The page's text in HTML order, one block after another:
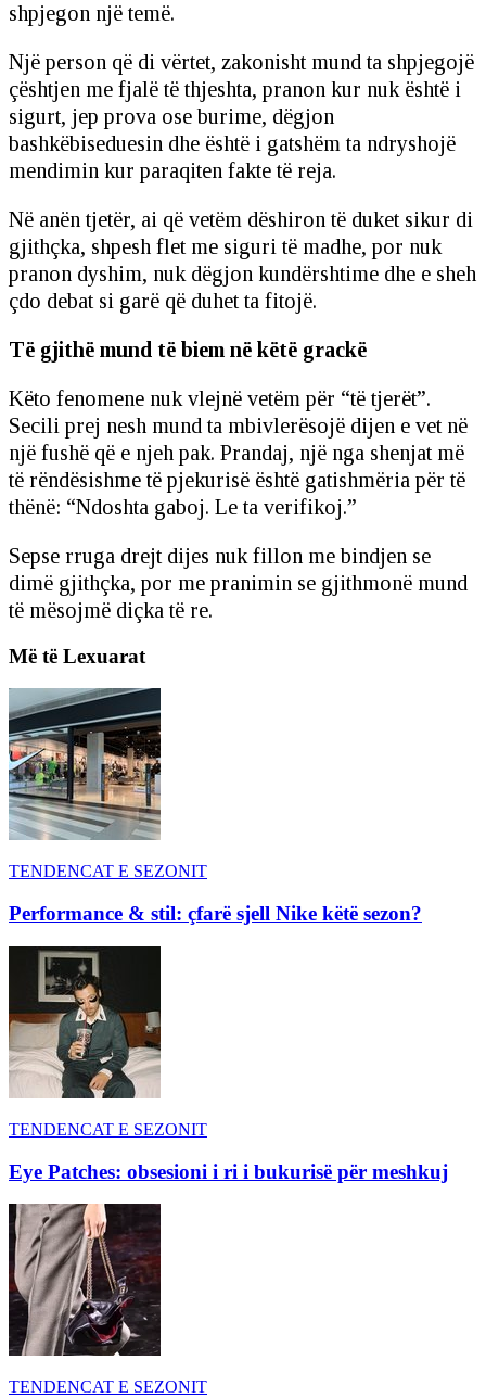
shpjegon një temë.
Një person që di vërtet, zakonisht mund ta shpjegojë
çështjen me fjalë të thjeshta, pranon kur nuk është i
sigurt, jep prova ose burime, dëgjon
bashkëbiseduesin dhe është i gatshëm ta ndryshojë
mendimin kur paraqiten fakte të reja.
Në anën tjetër, ai që vetëm dëshiron të duket sikur di
gjithçka, shpesh flet me siguri të madhe, por nuk
pranon dyshim, nuk dëgjon kundërshtime dhe e sheh
çdo debat si garë që duhet ta fitojë.
Të gjithë mund të biem në këtë grackë
Këto fenomene nuk vlejnë vetëm për “të tjerët”.
Secili prej nesh mund ta mbivlerësojë dijen e vet në
një fushë që e njeh pak. Prandaj, një nga shenjat më
të rëndësishme të pjekurisë është gatishmëria për të
thënë: “Ndoshta gaboj. Le ta verifikoj.”
Sepse rruga drejt dijes nuk fillon me bindjen se
dimë gjithçka, por me pranimin se gjithmonë mund
të mësojmë diçka të re.
Më të Lexuarat
TENDENCAT E SEZONIT
Performance & stil: çfarë sjell Nike këtë sezon?
TENDENCAT E SEZONIT
Eye Patches: obsesioni i ri i bukurisë për meshkuj
TENDENCAT E SEZONIT